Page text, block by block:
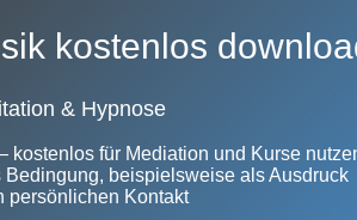
kostenlos
& Hypnose
kostenlos für Mediation und Kurse
Bedingung, beispielsweise als Ausdruck
persönlichen Kontakt